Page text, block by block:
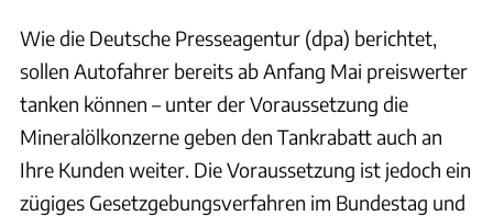
Wie die Deutsche Presseagentur (dpa) berichtet,
sollen Autofahrer bereits ab Anfang Mai preiswerter
tanken können – unter der Voraussetzung die
Mineralölkonzerne geben den Tankrabatt auch an
Ihre Kunden weiter. Die Voraussetzung ist jedoch ein
zügiges Gesetzgebungsverfahren im Bundestag und